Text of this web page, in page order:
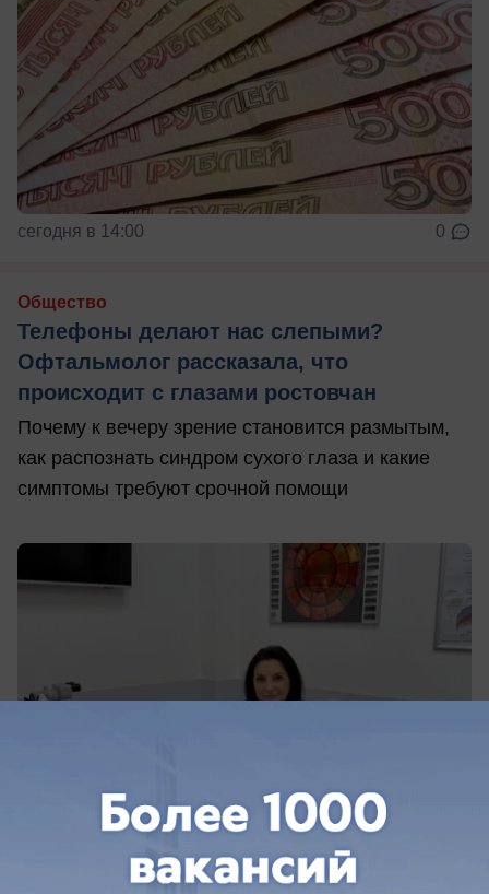
сегодня в 14:00 0
Общество
Телефоны делают нас слепыми?
Офтальмолог рассказала, что
происходит с глазами ростовчан
Почему к вечеру зрение становится размытым,
как распознать синдром сухого глаза и какие
симптомы требуют срочной помощи